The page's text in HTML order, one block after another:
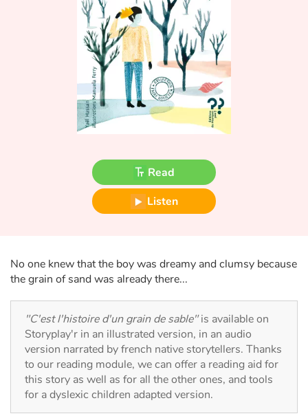
Tales and classics in french
Fable, myth, literature and poetry
Princesses and princes, kings, queens and dragons
Ogres, monsters and witches
Heroines and Heroes
Ecology, nature, seasons
Travel, epic, investigation, adventure
Learning
Arts, space, activities
Documentaries
Read
Listen
No one knew that the boy was dreamy and clumsy because
the grain of sand was already there...
"C'est l'histoire d'un grain de sable"is available on
Storyplay'r in an illustrated version, in an audio
version narrated by french native storytellers. Thanks
to our reading module, we can offer a reading aid for
this story as well as for all the other ones, and tools
for a dyslexic children adapted version.